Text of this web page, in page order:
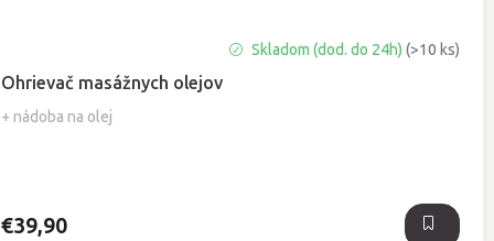
Ohrievač masážnych olejov
+ nádoba na olej
hodnotenie
produktu
je
Skladom (dod. do 24h)(>10 ks)
€39,90